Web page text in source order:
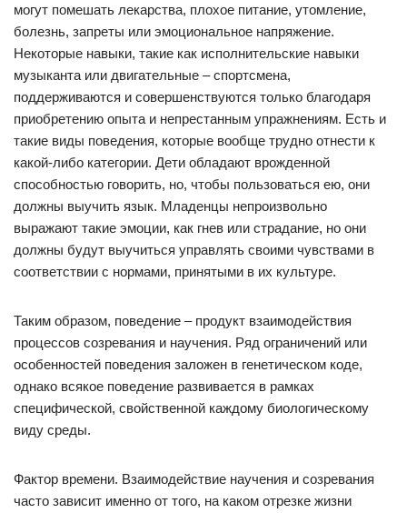
могут помешать лекарства, плохое питание, утомление,
болезнь, запреты или эмоциональное напряжение.
Некоторые навыки, такие как исполнительские навыки
музыканта или двигательные – спортсмена,
поддерживаются и совершенствуются только благодаря
приобретению опыта и непрестанным упражнениям. Есть и
такие виды поведения, которые вообще трудно отнести к
какой-либо категории. Дети обладают врожденной
способностью говорить, но, чтобы пользоваться ею, они
должны выучить язык. Младенцы непроизвольно
выражают такие эмоции, как гнев или страдание, но они
должны будут выучиться управлять своими чувствами в
соответствии с нормами, принятыми в их культуре.
Таким образом, поведение – продукт взаимодействия
процессов созревания и научения. Ряд ограничений или
особенностей поведения заложен в генетическом коде,
однако всякое поведение развивается в рамках
специфической, свойственной каждому биологическому
виду среды.
Фактор времени. Взаимодействие научения и созревания
часто зависит именно от того, на каком отрезке жизни